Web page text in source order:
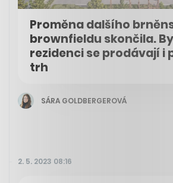
Proměna dalšího
brownfieldu skončila.
rezidenci se prodávají i
trh
SÁRA GOLDBERGEROVÁ
2. 5. 2023 08:16